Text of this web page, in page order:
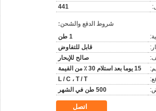
441
شروط الدفع والشحن:
1 طن
قابل للتفاوض
صالح للإبحار
15 يوما بعد استلام 30 ٪ من القيمة
L / C ، T / T
500 طن في الشهر
اتصل